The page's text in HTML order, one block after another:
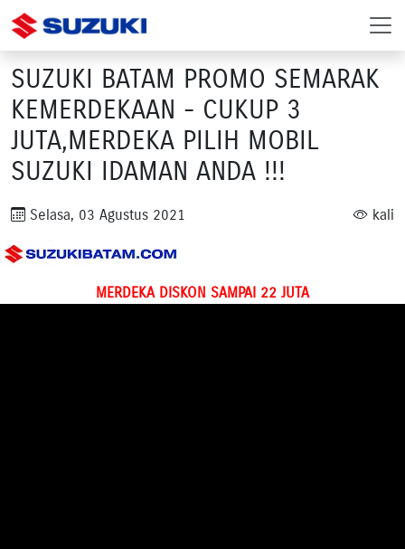
SUZUKI BATAM PROMO SEMARAK
KEMERDEKAAN - CUKUP 3
JUTA,MERDEKA PILIH MOBIL
SUZUKI IDAMAN ANDA !!!
Selasa, 03 Agustus 2021 kali
MERDEKA DISKON SAMPAI 22 JUTA